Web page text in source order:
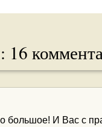
большое! И Вас с